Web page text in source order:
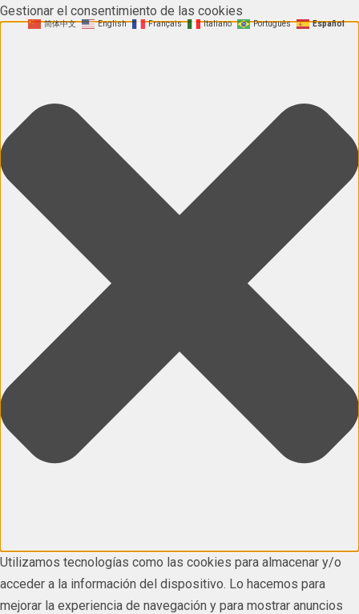
Gestionar el consentimiento de las cookies
Utilizamos tecnologías como las cookies para almacenar y/o
acceder a la información del dispositivo. Lo hacemos para
mejorar la experiencia de navegación y para mostrar anuncios
简体中文 English Français Italiano Português Español